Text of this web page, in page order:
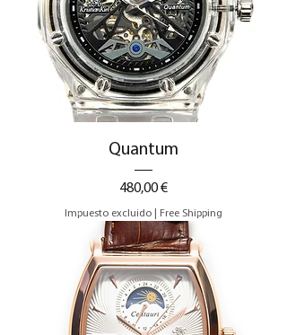
Quantum
Precio
480,00 €
Impuesto excluido Free Shipping